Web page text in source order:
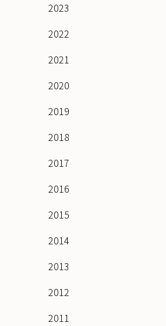
2023
2022
2021
2020
2019
2018
2017
2016
2015
2014
2013
2012
2011